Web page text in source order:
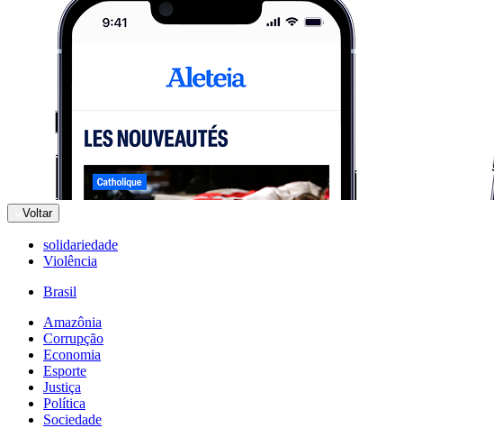
Voltar
solidariedade
Violência
Brasil
Amazônia
Corrupção
Economia
Esporte
Justiça
Política
Sociedade